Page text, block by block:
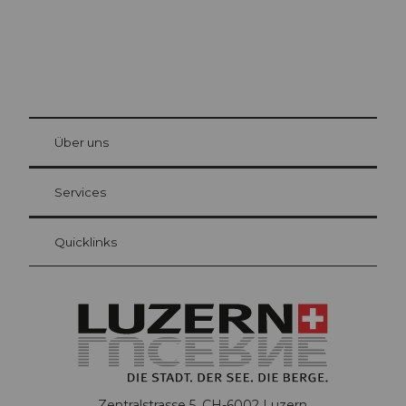
Gästekarte Luzern
Ihre Vorteile als Übernachtungsgast
at Bre
Über uns
Services
Quicklinks